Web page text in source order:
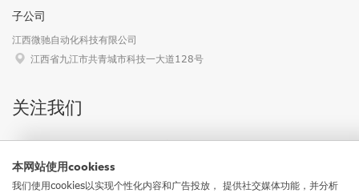
子公司
江西微驰自动化科技有限公司
江西省九江市共青城市科技一大道128号
关注我们
这里有一些我们更多平台的链接，欢迎关注我们 :)
本网站使用cookiess
我们使用cookies以实现个性化内容和广告投放， 提供社交媒体功能，并分析